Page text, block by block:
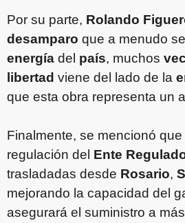
Por su parte, Rolando
desamparo que a menudo
energía del país, muchos
libertad viene del lado de la
que esta obra representa un
Finalmente, se mencionó
regulación del Ente
trasladadas desde Rosario,
mejorando la capacidad del
asegurará el suministro a